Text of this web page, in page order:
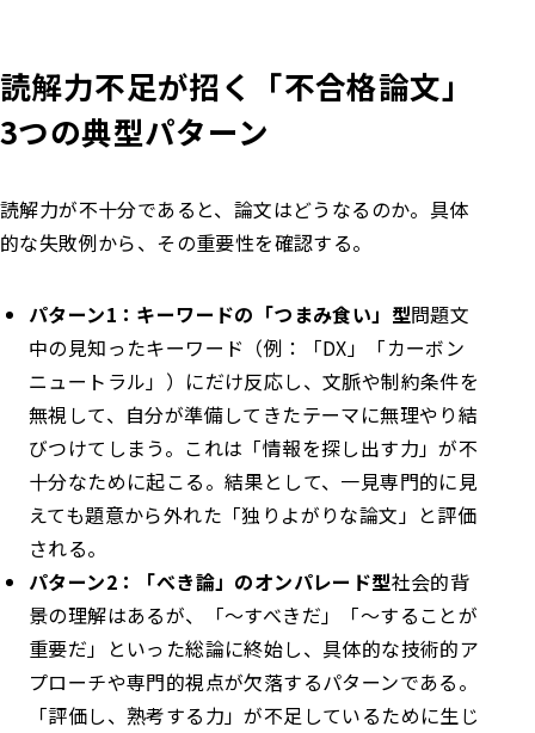
読解力不足が招く「不合格論文」
3つの典型パターン
読解力が不十分であると、論文はどうなるのか。具体
的な失敗例から、その重要性を確認する。
パターン1：キーワードの「つまみ食い」型問題文
中の見知ったキーワード（例：「DX」「カーボン
ニュートラル」）にだけ反応し、文脈や制約条件を
無視して、自分が準備してきたテーマに無理やり結
びつけてしまう。これは「情報を探し出す力」が不
十分なために起こる。結果として、一見専門的に見
えても題意から外れた「独りよがりな論文」と評価
される。
パターン2：「べき論」のオンパレード型社会的背
景の理解はあるが、「〜すべきだ」「〜することが
重要だ」といった総論に終始し、具体的な技術的ア
プローチや専門的視点が欠落するパターンである。
「評価し、熟考する力」が不足しているために生じ